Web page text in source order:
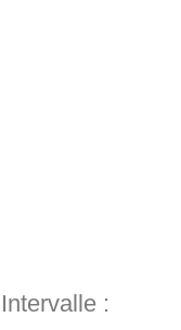
Intervalle :